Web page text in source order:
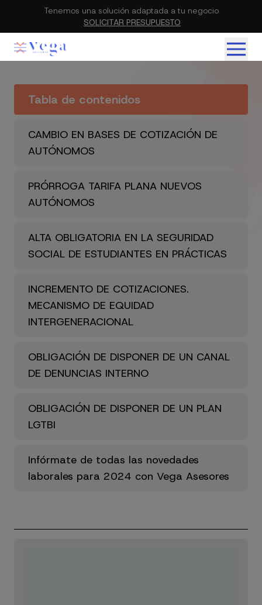
Tenemos una solución adaptada a tu negocio
SOLICITAR PRESUPUESTO
Tabla de contenidos
CAMBIO EN BASES DE COTIZACIÓN DE
AUTÓNOMOS
PRÓRROGA TARIFA PLANA NUEVOS
AUTÓNOMOS
ALTA OBLIGATORIA EN LA SEGURIDAD
SOCIAL DE ESTUDIANTES EN PRÁCTICAS
INCREMENTO DE COTIZACIONES.
MECANISMO DE EQUIDAD
INTERGENERACIONAL
OBLIGACIÓN DE DISPONER DE UN CANAL
DE DENUNCIAS INTERNO
OBLIGACIÓN DE DISPONER DE UN PLAN
LGTBI
Infórmate de todas las novedades
laborales para 2024 con Vega Asesores